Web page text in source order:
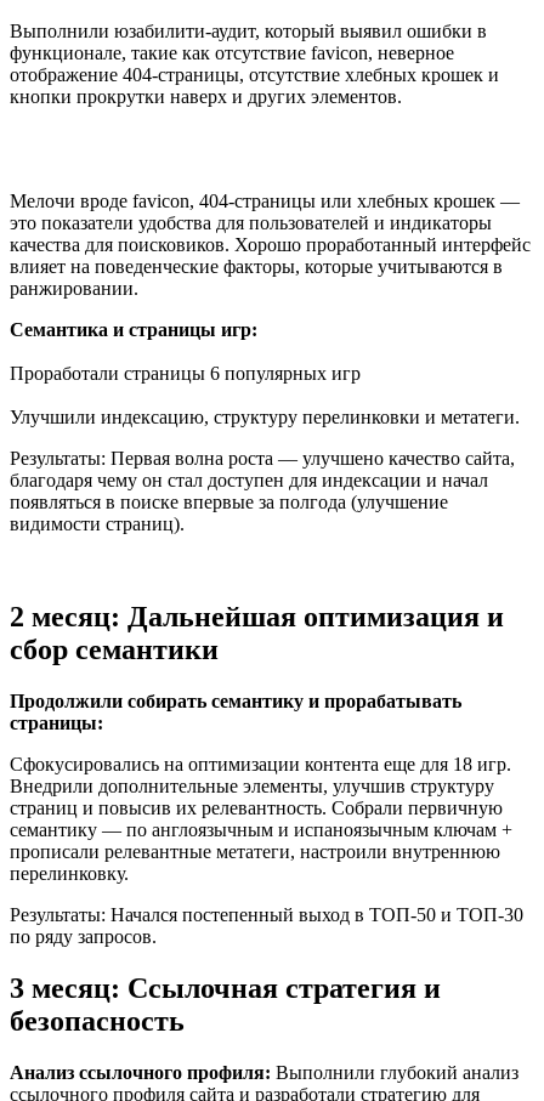
Выполнили юзабилити-аудит, который выявил ошибки в
функционале, такие как отсутствие favicon, неверное
отображение 404-страницы, отсутствие хлебных крошек и
кнопки прокрутки наверх и других элементов.
Мелочи вроде favicon, 404-страницы или хлебных крошек —
это показатели удобства для пользователей и индикаторы
качества для поисковиков. Хорошо проработанный интерфейс
влияет на поведенческие факторы, которые учитываются в
ранжировании.
Семантика и страницы игр:
Проработали страницы 6 популярных игр
Улучшили индексацию, структуру перелинковки и метатеги.
Результаты: Первая волна роста — улучшено качество сайта,
благодаря чему он стал доступен для индексации и начал
появляться в поиске впервые за полгода (улучшение
видимости страниц).
2 месяц: Дальнейшая оптимизация и
сбор семантики
Продолжили собирать семантику и прорабатывать
страницы:
Сфокусировались на оптимизации контента еще для 18 игр.
Внедрили дополнительные элементы, улучшив структуру
страниц и повысив их релевантность. Собрали первичную
семантику — по англоязычным и испаноязычным ключам +
прописали релевантные метатеги, настроили внутреннюю
перелинковку.
Результаты: Начался постепенный выход в ТОП-50 и ТОП-30
по ряду запросов.
3 месяц: Ссылочная стратегия и
безопасность
Анализ ссылочного профиля: Выполнили глубокий анализ
ссылочного профиля сайта и разработали стратегию для